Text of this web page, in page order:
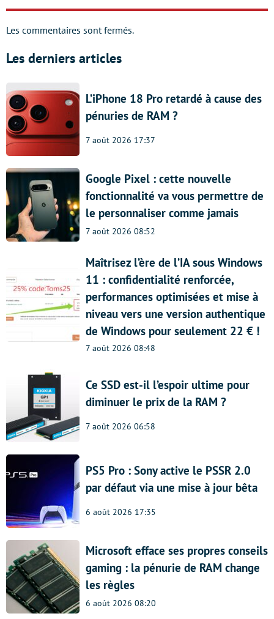
Les commentaires sont fermés.
Les derniers articles
L’iPhone 18 Pro retardé à cause des
pénuries de RAM ?
7 août 2026 17:37
Google Pixel : cette nouvelle
fonctionnalité va vous permettre de
le personnaliser comme jamais
7 août 2026 08:52
Maîtrisez l’ère de l’IA sous Windows
11 : confidentialité renforcée,
performances optimisées et mise à
niveau vers une version authentique
de Windows pour seulement 22 € !
7 août 2026 08:48
Ce SSD est-il l’espoir ultime pour
diminuer le prix de la RAM ?
7 août 2026 06:58
PS5 Pro : Sony active le PSSR 2.0
par défaut via une mise à jour bêta
6 août 2026 17:35
Microsoft efface ses propres conseils
gaming : la pénurie de RAM change
les règles
6 août 2026 08:20